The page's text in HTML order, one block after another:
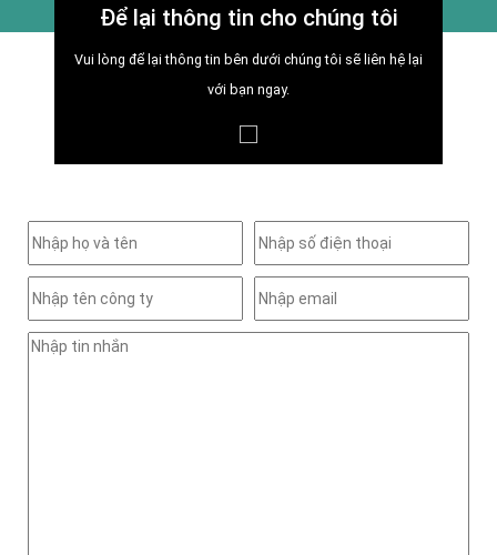
Để lại thông tin cho chúng tôi
Vui lòng để lại thông tin bên dưới chúng tôi sẽ liên hệ lại
với bạn ngay.